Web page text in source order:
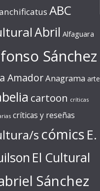
ABC
Abril Alfaguara
Sánchez
AmadorAnagrama arte
cartoon críticas
críticas y reseñas
s cómics E.
El Cultural
Sánchez